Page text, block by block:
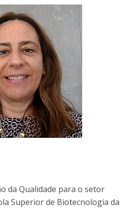
da Qualidade para o setor
Superior de Biotecnologia da